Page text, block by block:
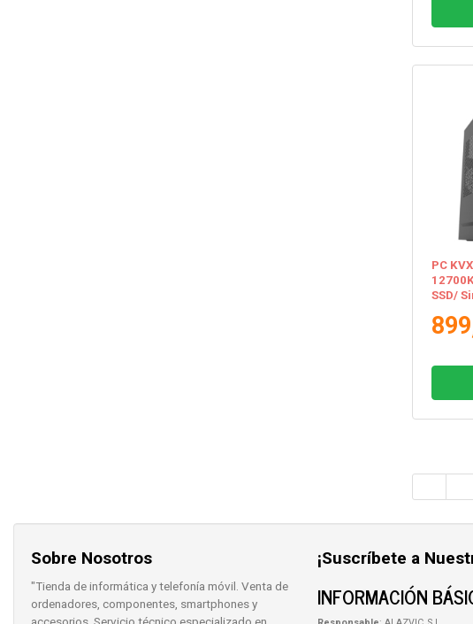
PC
SSD/
Sobre Nosotros
"Tienda de informática y telefonía móvil. Venta de
ordenadores, componentes, smartphones y
accesorios. Servicio técnico especializado en
¡Suscríbete a
INFORMACIÓN